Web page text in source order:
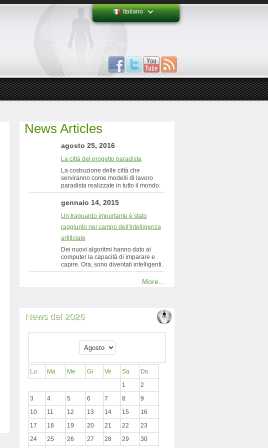
Italiano
News Articles
agosto 25, 2016
La città del progetto paradista
La costruzione delle città che
serviranno come modelli di lavoro
paradista realizzate in tutto il mondo.
gennaio 14, 2015
Un traguardo importante è stato
raggiunto nel campo dell'intelligenza
artificiale
Dei nuovi algoritmi hanno dato ai
computer la capacità di imparare e
capire. Ora, sono diventati intelligenti.
More...
News del 2026
Lu Ma Me Gi Ve Sa
Do
1
2
3
4 5 6 7 8
9
10
11 12 13 14 15
16
17
18 19 20 21 22
23
24
25 26 27 28 29 30